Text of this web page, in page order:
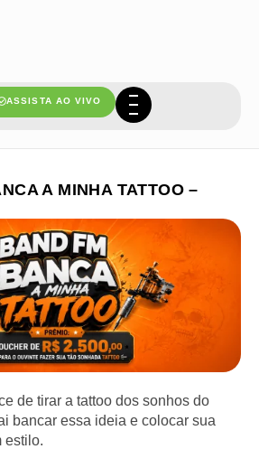
ASSISTA AO VIVO
A MINHA TATTOO –
de tirar a tattoo dos sonhos do
bancar essa ideia e colocar sua
estilo.